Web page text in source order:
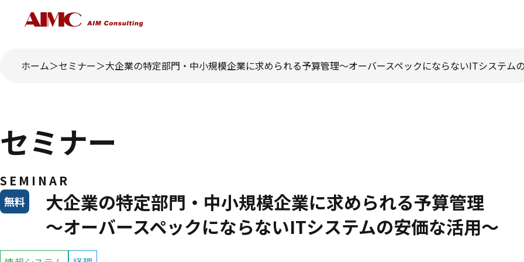
ホーム セミナー 大企業の特定部門・中小規模企業に求められる予算管理～オーバースペックにならないITシステム
セミナー
SEMINAR
大企業の特定部門・中小規模企業に求められる予算管理
～オーバースペックにならないITシステムの安価な活用～
無料